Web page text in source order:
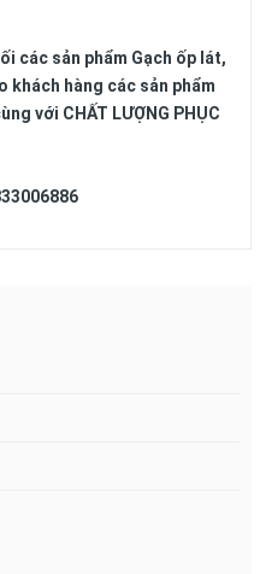
các sản phẩm Gạch ốp lát,
khách hàng các sản phẩm
với CHẤT LƯỢNG PHỤC